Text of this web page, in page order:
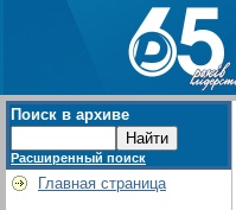
Поиск в архиве
Расширенный поиск
Главная страница